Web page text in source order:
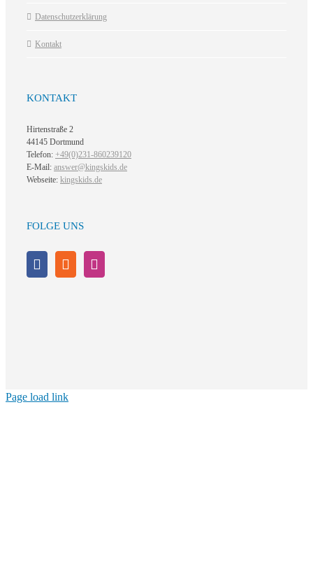
Datenschutzerklärung
Kontakt
KONTAKT
Hirtenstraße 2
44145 Dortmund
Telefon: +49(0)231-860239120
E-Mail: answer@kingskids.de
Webseite: kingskids.de
FOLGE UNS
Page load link